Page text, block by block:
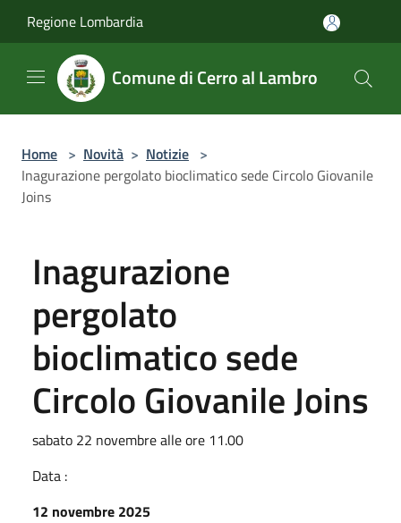
Regione Lombardia
Comune di Cerro al Lambro
Home > Novità > Notizie >
Inagurazione pergolato bioclimatico sede Circolo Giovanile
Joins
Inagurazione
pergolato
bioclimatico sede
Circolo Giovanile Joins
sabato 22 novembre alle ore 11.00
Data :
12 novembre 2025